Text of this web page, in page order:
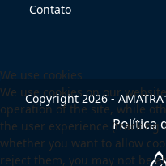
Contato
Copyright 2026 -
Política
We use cookies
We use cookies on our
operation of the site, while
the user experience (tracking
whether you want to allow
reject them, you may not be